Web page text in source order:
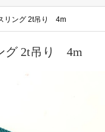
リング 2t吊り 4m
グ 2t吊り 4m